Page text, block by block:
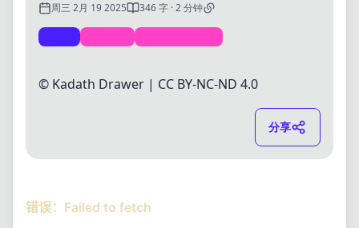
周三 2月 19 2025 346 字 · 2 分钟
© Kadath Drawer | CC BY-NC-ND 4.0
分享